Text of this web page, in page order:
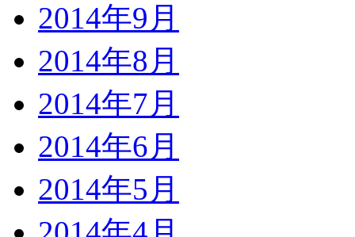
2014年9月
2014年8月
2014年7月
2014年6月
2014年5月